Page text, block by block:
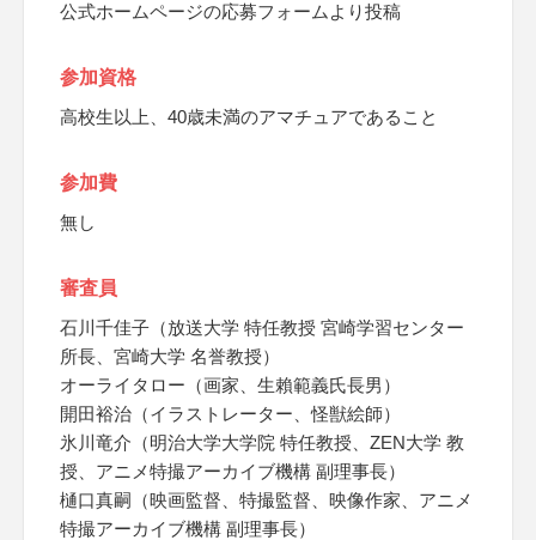
公式ホームページの応募フォームより投稿
参加資格
高校生以上、40歳未満のアマチュアであること
参加費
無し
審査員
石川千佳子（放送大学 特任教授 宮崎学習センター
所長、宮崎大学 名誉教授）
オーライタロー（画家、生賴範義氏長男）
開田裕治（イラストレーター、怪獣絵師）
氷川竜介（明治大学大学院 特任教授、ZEN大学 教
授、アニメ特撮アーカイブ機構 副理事長）
樋口真嗣（映画監督、特撮監督、映像作家、アニメ
特撮アーカイブ機構 副理事長）